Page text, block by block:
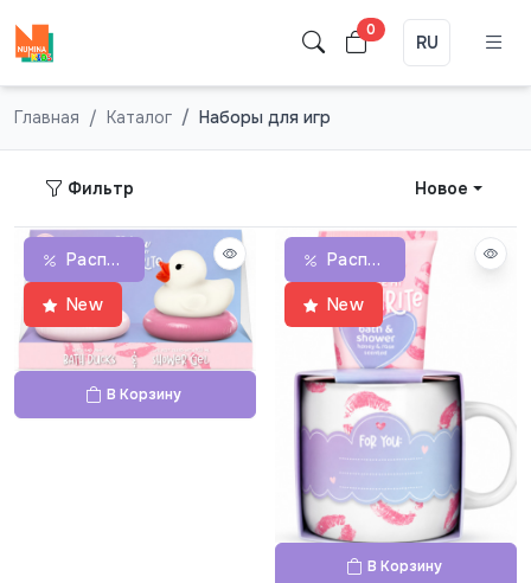
0
RU
Главная Каталог Наборы для игр
Фильтр Новое
Распродажа
New
В Корзину
Распродажа
New
В Корзину